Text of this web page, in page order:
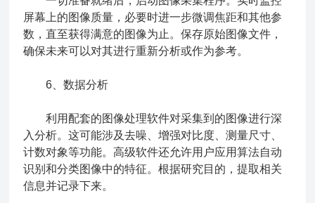
屏幕上的图像质量，必要时进一步微调焦距和其他参
数，直至获得满意的图像为止。保存原始图像文件，
确保未来可以对其进行重新分析或作为参考。
6、数据分析
利用配套的图像处理软件对采集到的图像进行深
入分析。这可能涉及去噪、增强对比度、测量尺寸、
计数对象等功能。高级软件还允许用户应用算法自动
识别和分类图像中的特征。根据研究目的，提取相关
信息并记录下来。